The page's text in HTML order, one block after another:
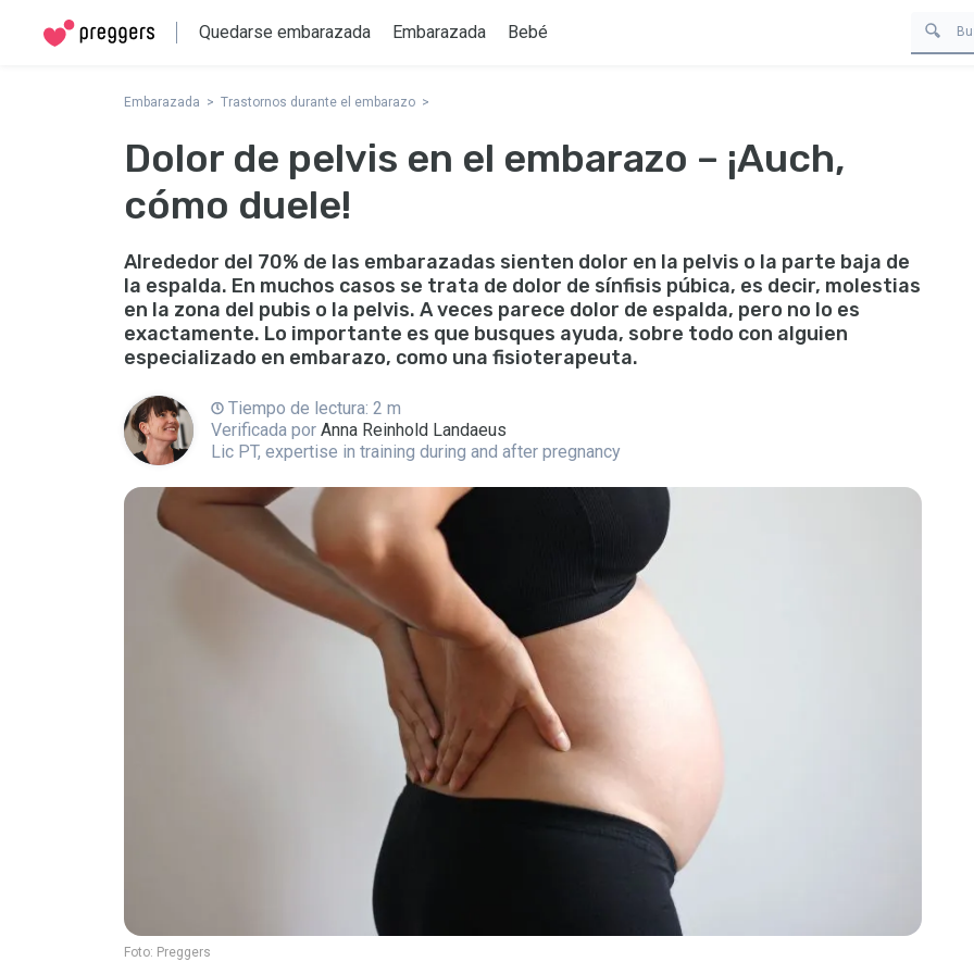
Quedarse embarazada Embarazada Bebé
Embarazada Trastornos durante el embarazo
Dolor de pelvis en el embarazo – ¡Auch,
cómo duele!
Alrededor del 70% de las embarazadas sienten dolor en la pelvis o la parte baja de
la espalda. En muchos casos se trata de dolor de sínfisis púbica, es decir, molestias
en la zona del pubis o la pelvis. A veces parece dolor de espalda, pero no lo es
exactamente. Lo importante es que busques ayuda, sobre todo con alguien
especializado en embarazo, como una fisioterapeuta.
Tiempo de lectura: 2 m
Verificada por Anna Reinhold Landaeus
Lic PT, expertise in training during and after pregnancy
Foto: Preggers